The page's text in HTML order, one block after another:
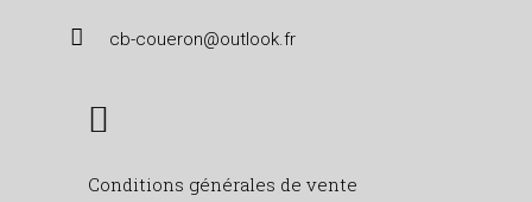
cb-coueron@outlook.fr
Conditions générales de vente